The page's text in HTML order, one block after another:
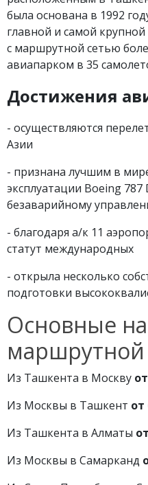
была основана в 1992
главной и самой
с маршрутной сетью
авиапарком в 35
Достижения
- осуществляются
Азии
- признана лучшим в
эксплуатации Boeing
безаварийному
- благодаря а/к 11
статут международных
- открыла несколько
подготовки
Основные
маршрутной
Из Ташкента в Москву
Из Москвы в Ташкент от
Из Ташкента в Алматы
Из Москвы в Самарканд